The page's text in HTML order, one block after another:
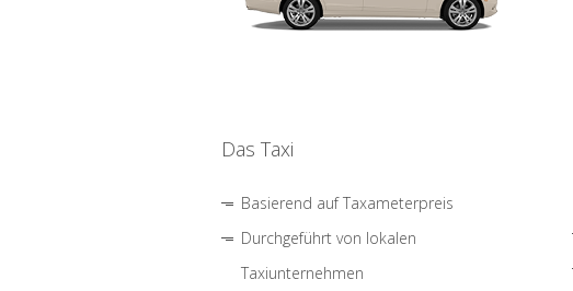
Das Taxi
Basierend auf Taxameterpreis
Durchgeführt von lokalen
Taxiunternehmen